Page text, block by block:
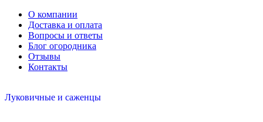
О компании
Доставка и оплата
Вопросы и ответы
Блог огородника
Отзывы
Контакты
Луковичные и саженцы